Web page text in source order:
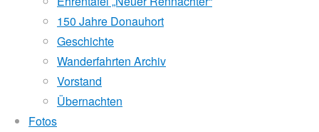
150 Jahre Donauhort
Geschichte
Wanderfahrten Archiv
Vorstand
Übernachten
Fotos
Dezember
Oktober
Seichtstellen
Schleusenstatus
Windfinder Kuchelauer Hafen
Mitglied der